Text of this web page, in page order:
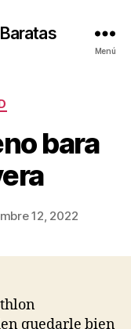
Menú
bara
12, 2022
quedarle bien